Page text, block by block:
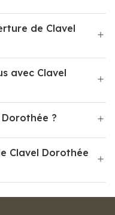
de Clavel
avec Clavel
?
Clavel Dorothée